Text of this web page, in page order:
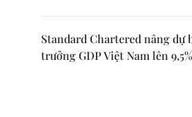
Standard Chartered nâng dự
trưởng GDP Việt Nam lên 9,5%